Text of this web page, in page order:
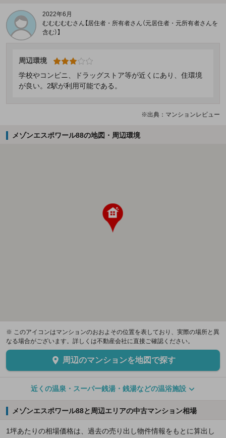
2022年6月
むむむむむさん【居住者・所有者さん（元居住者・元所有者さんを
含む）】
周辺環境
学校やコンビニ、ドラッグストア等が近くにあり、住環境
が良い。2駅が利用可能である。
※出典：マンションレビュー
メゾンエスポワール88の地図・周辺環境
※ このアイコンはマンションのおおよその位置を表しており、実際の場所と異
なる場合がございます。詳しくは不動産会社に直接ご確認ください。
周辺のマンションを地図で探す
近くの温泉・スーパー銭湯・銭湯などの温浴施設
メゾンエスポワール88と周辺エリアの中古マンション相場
1坪あたりの相場価格は、過去の売り出し物件情報をもとに算出し